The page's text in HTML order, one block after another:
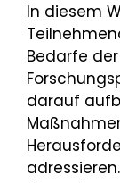
In diesem
Bedarfe
darauf